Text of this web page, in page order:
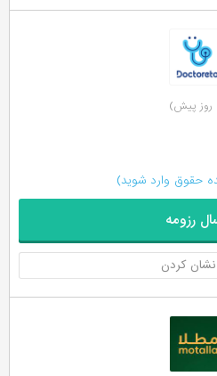
حقوق وارد شوید)
رزومه
نشان کردن